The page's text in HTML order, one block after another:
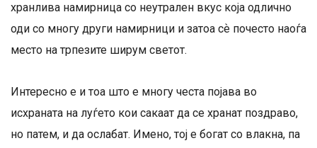
хранлива намирница со неутрален вкус која одлично
оди со многу други намирници и затоа сѐ почесто наоѓа
место на трпезите ширум светот.
Интересно е и тоа што е многу честа појава во
исхраната на луѓето кои сакаат да се хранат поздраво,
но патем, и да ослабат. Имено, тој е богат со влакна, па